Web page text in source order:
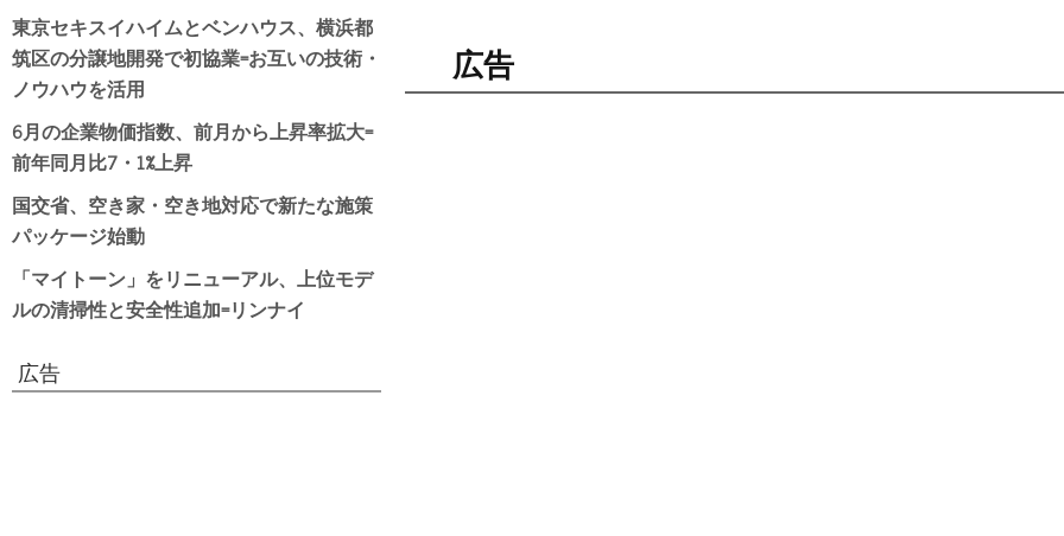
広告
東京セキスイハイムとベンハウス、横浜都
筑区の分譲地開発で初協業=お互いの技術・
ノウハウを活用
6月の企業物価指数、前月から上昇率拡大=
前年同月比7・1%上昇
国交省、空き家・空き地対応で新たな施策
パッケージ始動
「マイトーン」をリニューアル、上位モデ
ルの清掃性と安全性追加=リンナイ
広告